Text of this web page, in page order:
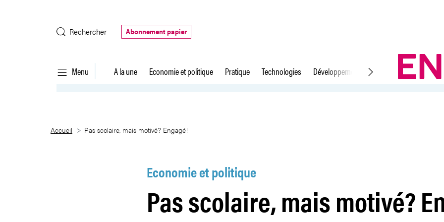
Rechercher
Abonnement papier
Menu A la une Economie et politique Pratique Technologies Développement durable Droit du travail
Pas scolaire, mais motivé? Engagé!
Accueil Pas scolaire, mais motivé? Engagé!
Economie et politique
Pas scolaire, mais motivé?